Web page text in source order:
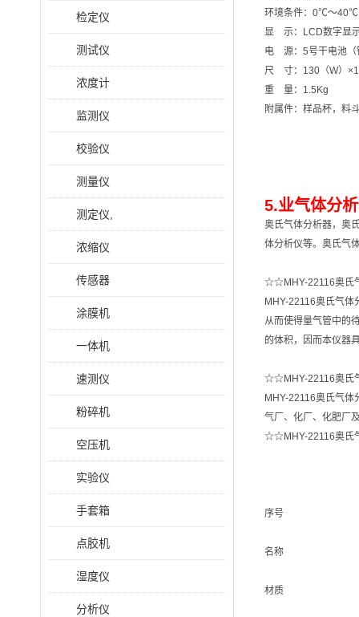
检定仪
测试仪
浓度计
监测仪
校验仪
测量仪
测定仪,
浓缩仪
传感器
涂膜机
一体机
速测仪
粉碎机
空压机
实验仪
手套箱
点胶机
湿度仪
分析仪
环境条件：0℃～40℃
显 示：LCD数字显
电 源：5号干电池（
尺 寸：130（W）
重 量：1.5Kg
附属件：样品杯，料
5.业气体分
奥氏气体分析器，奥
体分析仪等。奥氏气
☆☆MHY-22116奥氏
MHY-22116奥氏气
从而使得量气管中的
的体积，因而本仪器
☆☆MHY-22116奥氏
MHY-22116奥氏气
气厂、化厂、化肥厂
☆☆MHY-22116奥氏
序号
名称
材质